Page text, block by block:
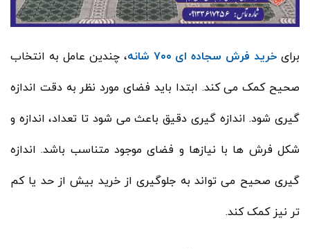
برای خرید فرش سجاده ای ۷۰۰ شانه ، چندین عامل به انتخاب
صحیح کمک می کند. ابتدا باید فضای مورد نظر به دقت اندازه
گیری شود. اندازه گیری دقیق باعث می شود تا تعداد، اندازه و
شکل فرش ها با نیازها و فضای موجود متناسب باشد. اندازه
گیری صحیح می تواند به جلوگیری از خرید بیش از حد یا کم
تر نیز کمک کند.